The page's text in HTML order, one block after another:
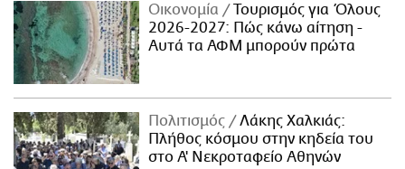
Οικονομία
Τουρισμός για Όλους
2026-2027: Πώς κάνω αίτηση -
Αυτά τα ΑΦΜ μπορούν πρώτα
Πολιτισμός
Λάκης Χαλκιάς:
Πλήθος κόσμου στην κηδεία του
στο Α' Νεκροταφείο Αθηνών